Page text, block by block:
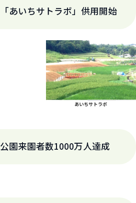
「あいちサトラボ」供用開始
公園来園者数1000万人達成